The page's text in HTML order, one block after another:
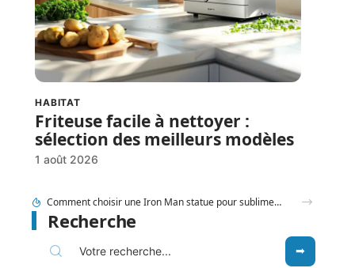
HABITAT
Friteuse facile à nettoyer :
sélection des meilleurs modèles
1 août 2026
Tram E et F Bordeaux plan en un coup d’œil pour les nouveaux arrivants
Recherche